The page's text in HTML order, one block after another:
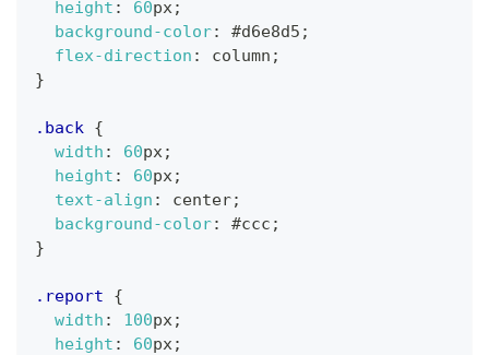
height : 60px ;
background-color: #d6e8d5 ;
flex-direction : column ;
}
.back
{
width : 60px ;
height : 60px ;
text-align : center;
background-color: #ccc ;
}
.report
{
width : 100px ;
height : 60px ;